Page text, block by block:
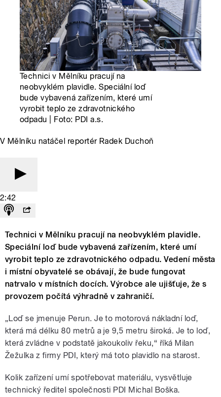
Technici v Mělníku pracují na
neobvyklém plavidle. Speciální loď
bude vybavená zařízením, které umí
vyrobit teplo ze zdravotnického
odpadu | Foto: PDI a.s.
V Mělníku natáčel reportér Radek Duchoň
2:42
Technici v Mělníku pracují na neobvyklém plavidle.
Speciální loď bude vybavená zařízením, které umí
vyrobit teplo ze zdravotnického odpadu. Vedení města
i místní obyvatelé se obávají, že bude fungovat
natrvalo v místních docích. Výrobce ale ujišťuje, že s
provozem počítá výhradně v zahraničí.
„Loď se jmenuje Perun. Je to motorová nákladní loď,
která má délku 80 metrů a je 9,5 metru široká. Je to loď,
která zvládne v podstatě jakoukoliv řeku,“ říká Milan
Žežulka z firmy PDI, který má toto plavidlo na starost.
Kolik zařízení umí spotřebovat materiálu, vysvětluje
technický ředitel společnosti PDI Michal Boška.